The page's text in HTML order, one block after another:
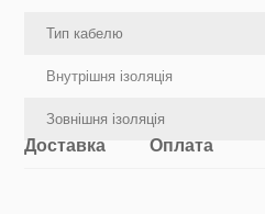
Тип кабелю
Внутрішня ізоляція
Зовнішня ізоляція
Доставка Оплата